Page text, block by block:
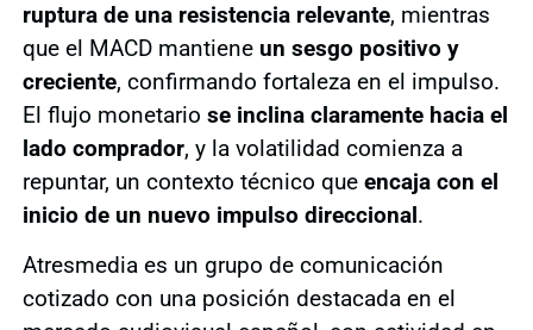
ruptura de una resistencia relevante, mientras
que el MACD mantiene un sesgo positivo y
creciente, confirmando fortaleza en el impulso.
El flujo monetario se inclina claramente hacia el
lado comprador, y la volatilidad comienza a
repuntar, un contexto técnico que encaja con el
inicio de un nuevo impulso direccional.
Atresmedia es un grupo de comunicación
cotizado con una posición destacada en el